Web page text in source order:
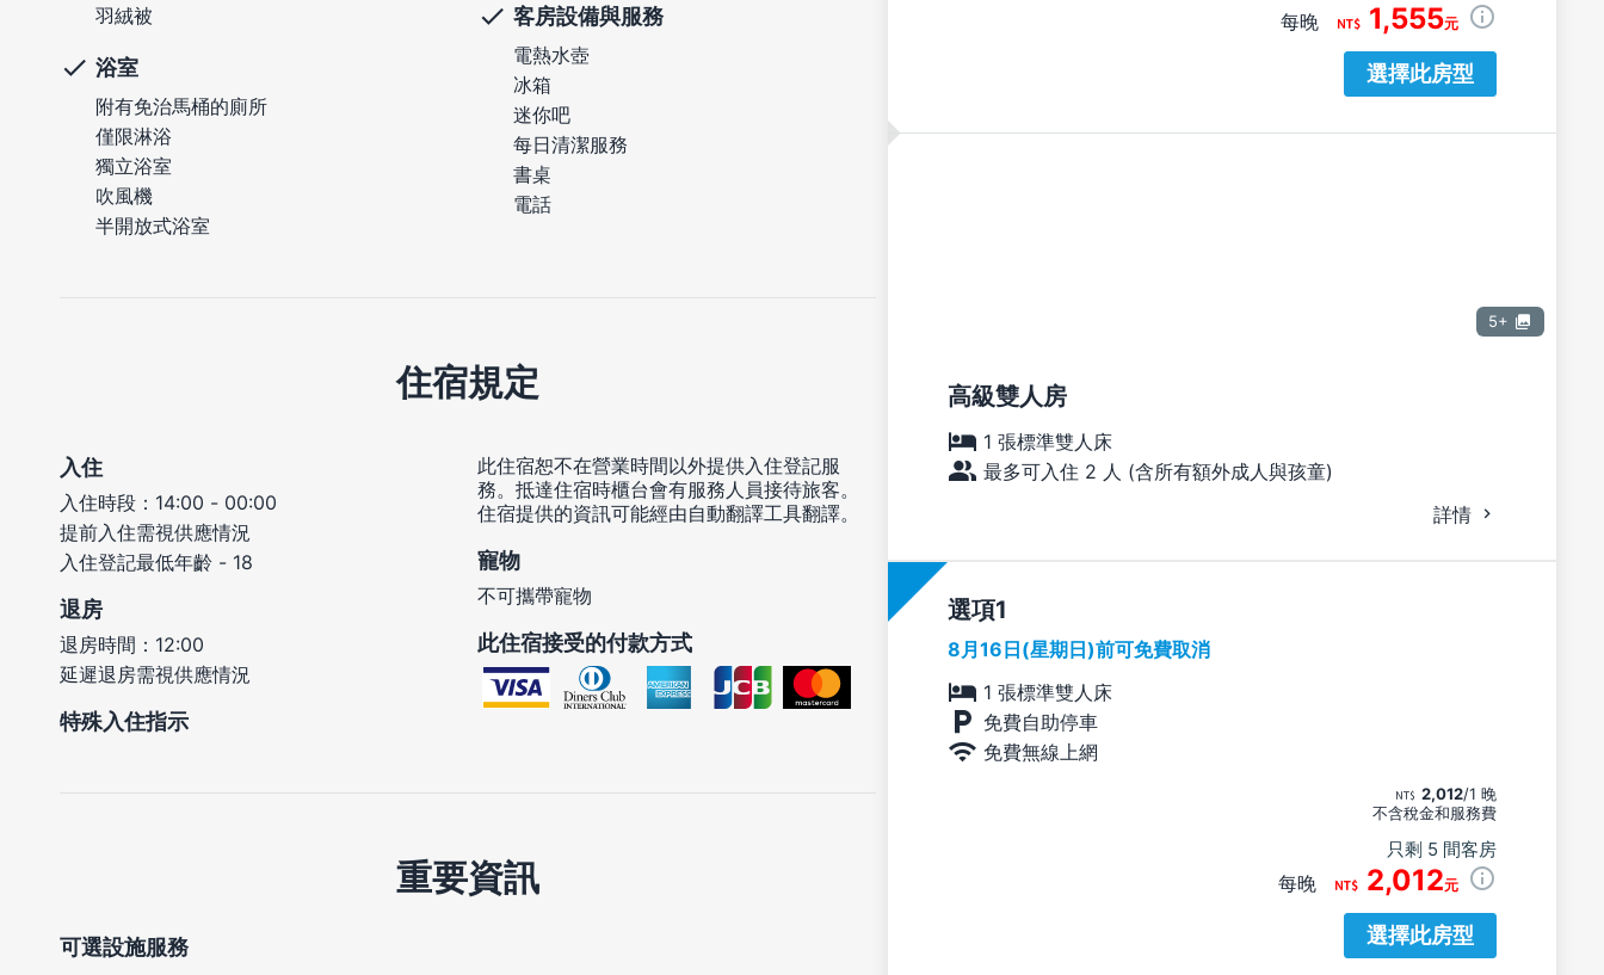
每晚 1,555元
選擇此房型
5+
高級雙人房
1 張標準雙人床
最多可入住 2 人 (含所有額外成人與孩童)
詳情
選項
8月16日(星期日)前可免費取消
1 張標準雙人床
免費自助停車
免費無線上網
2,012/1 晚
不含稅金和服務費
只剩 5 間客房
每晚 2,012元
選擇此房型
羽絨被
浴室
附有免治馬桶的廁所
僅限淋浴
獨立浴室
吹風機
半開放式浴室
客房設備與服務
電熱水壺
冰箱
迷你吧
每日清潔服務
書桌
電話
住宿規定
入住
入住時段：14:00 - 00:00
提前入住需視供應情況
入住登記最低年齡 - 18
退房
退房時間：12:00
延遲退房需視供應情況
特殊入住指示
此住宿恕不在營業時間以外提供入住登記服
務。抵達住宿時櫃台會有服務人員接待旅客。
住宿提供的資訊可能經由自動翻譯工具翻譯。
寵物
不可攜帶寵物
此住宿接受的付款方式
重要資訊
可選設施服務